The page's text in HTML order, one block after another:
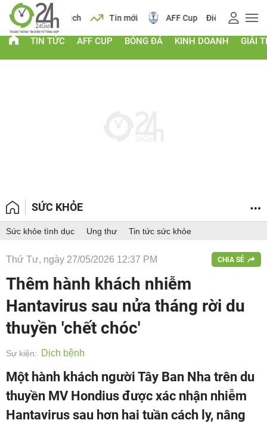
Lịch Tin mới AFF Cup Điểm chuẩn 2026
TIN TỨC AFF CUP BÓNG ĐÁ KINH DOANH GIẢI
SỨC KHỎE
Sức khỏe tình dục Ung thư Tin tức sức khỏe
Thứ Tư, ngày 27/05/2026 12:37 PM CHIA SẺ
Thêm hành khách nhiễm
Hantavirus sau nửa tháng rời du
thuyền 'chết chóc'
Sự kiện: Dịch bệnh
Một hành khách người Tây Ban Nha trên du
thuyền MV Hondius được xác nhận nhiễm
Hantavirus sau hơn hai tuần cách ly, nâng